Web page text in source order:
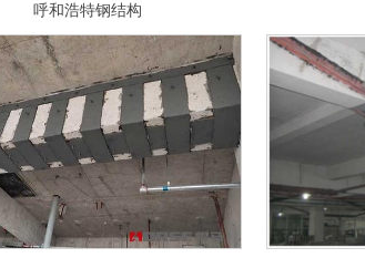
呼和浩特钢结构